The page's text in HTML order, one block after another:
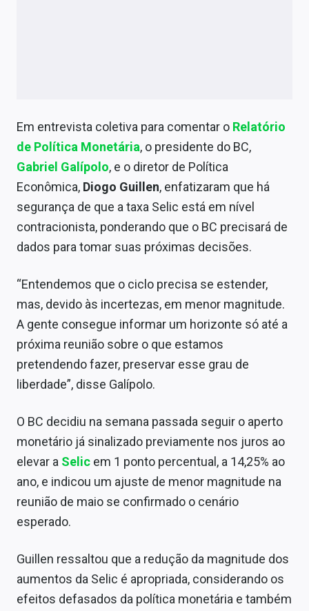
Expediente
Em entrevista coletiva para comentar o Relatório
de Política Monetária, o presidente do BC,
Gabriel Galípolo, e o diretor de Política
Econômica, Diogo Guillen, enfatizaram que há
segurança de que a taxa Selic está em nível
contracionista, ponderando que o BC precisará de
dados para tomar suas próximas decisões.
“Entendemos que o ciclo precisa se estender,
mas, devido às incertezas, em menor magnitude.
A gente consegue informar um horizonte só até a
próxima reunião sobre o que estamos
pretendendo fazer, preservar esse grau de
liberdade”, disse Galípolo.
O BC decidiu na semana passada seguir o aperto
monetário já sinalizado previamente nos juros ao
elevar a Selic em 1 ponto percentual, a 14,25% ao
ano, e indicou um ajuste de menor magnitude na
reunião de maio se confirmado o cenário
esperado.
Guillen ressaltou que a redução da magnitude dos
aumentos da Selic é apropriada, considerando os
efeitos defasados da política monetária e também